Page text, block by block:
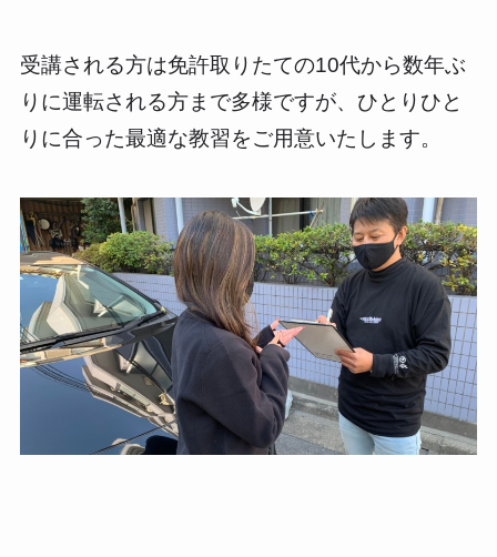
受講される方は免許取りたての10代から数年ぶ
りに運転される方まで多様ですが、ひとりひと
りに合った最適な教習をご用意いたします。